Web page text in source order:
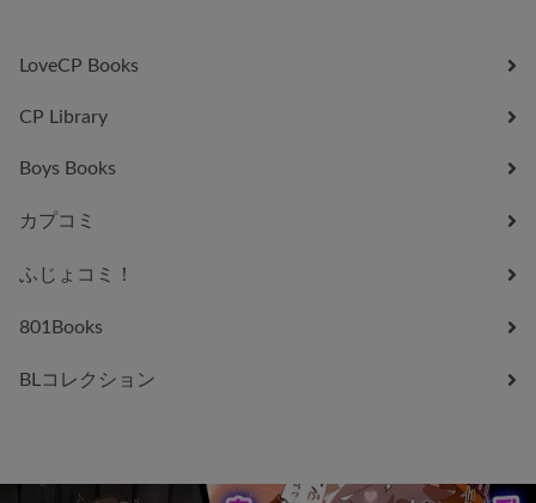
LoveCP Books
CP Library
Boys Books
カプコミ
ふじょコミ！
801Books
BLコレクション